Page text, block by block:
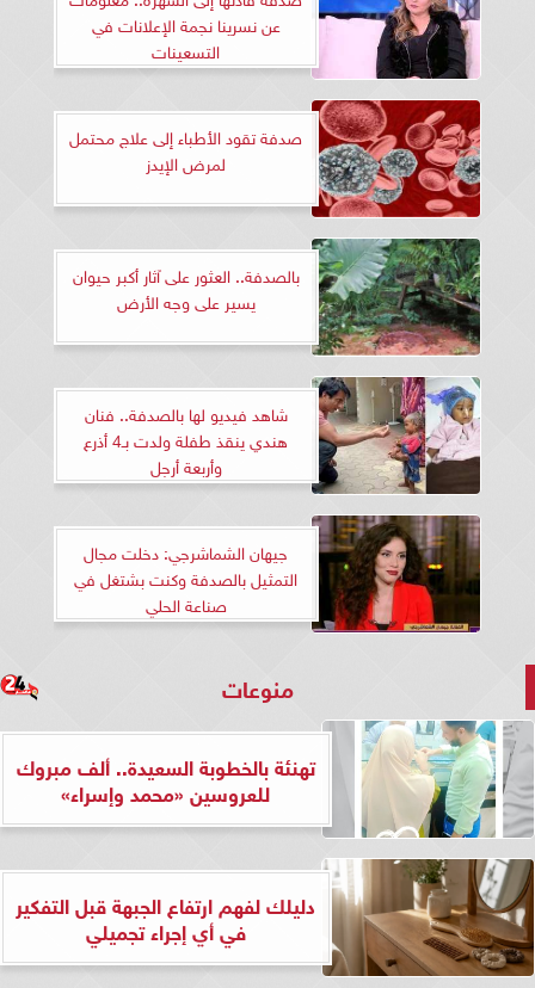
عن نسرينا نجمة الإعلانات في
التسعينات
صدفة تقود الأطباء إلى علاج محتمل
لمرض الإيدز
بالصدفة.. العثور على آثار أكبر حيوان
يسير على وجه الأرض
شاهد فيديو لها بالصدفة.. فنان
هندي ينقذ طفلة ولدت بـ4 أذرع
وأربعة أرجل
جيهان الشماشرجي: دخلت مجال
التمثيل بالصدفة وكنت بشتغل في
صناعة الحلي
منوعات
تهنئة بالخطوبة السعيدة.. ألف مبروك
للعروسين «محمد وإسراء»
دليلك لفهم ارتفاع الجبهة قبل التفكير
في أي إجراء تجميلي